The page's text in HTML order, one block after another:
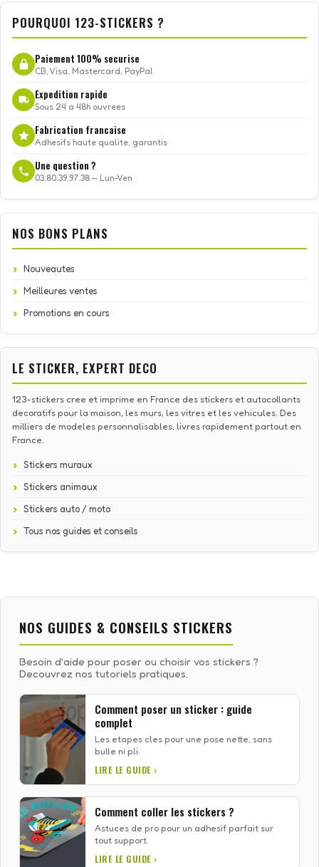
POURQUOI 123-STICKERS ?
Paiement 100% securise
CB, Visa, Mastercard, PayPal
Expedition rapide
Sous 24 a 48h ouvrees
Fabrication francaise
Adhesifs haute qualite, garantis
Une question ?
03.80.39.97.38 — Lun-Ven
NOS BONS PLANS
Nouveautes
Meilleures ventes
Promotions en cours
LE STICKER, EXPERT DECO
123-stickers cree et imprime en France des stickers et autocollants
decoratifs pour la maison, les murs, les vitres et les vehicules. Des
milliers de modeles personnalisables, livres rapidement partout en
France.
Stickers muraux
Stickers animaux
Stickers auto / moto
Tous nos guides et conseils
NOS GUIDES & CONSEILS STICKERS
Besoin d'aide pour poser ou choisir vos stickers ?
Decouvrez nos tutoriels pratiques.
Comment poser un sticker : guide
complet
Les etapes cles pour une pose nette, sans
bulle ni pli.
LIRE LE GUIDE ›
Comment coller les stickers ?
Astuces de pro pour un adhesif parfait sur
tout support.
LIRE LE GUIDE ›